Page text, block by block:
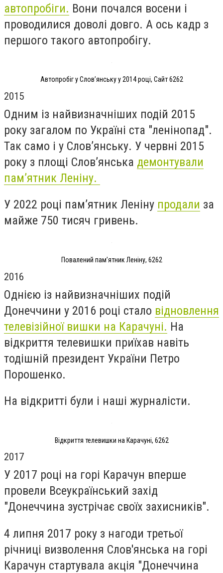
автопробіги. Вони почался восени і
проводилися доволі довго. А ось кадр з
першого такого автопробігу.
Автопробіг у Слов’янську у 2014 році, Сайт 6262
2015
Одним із найвизначніших подій 2015
року загалом по Україні ста "ленінопад".
Так само і у Слов’янську. У червні 2015
року з площі Слов’янська демонтували
пам’ятник Леніну.
У 2022 році пам’ятник Леніну продали за
майже 750 тисяч гривень.
Повалений пам’ятник Леніну, 6262
2016
Однією із найвизначніших подій
Донеччини у 2016 році стало відновлення
телевізійної вишки на Карачуні. На
відкриття телевишки приїхав навіть
тодішній президент України Петро
Порошенко.
На відкритті були і наші журналісти.
Відкриття телевишки на Карачуні, 6262
2017
У 2017 році на горі Карачун вперше
провели Всеукраїнський захід
"Донеччина зустрічає своїх захисників".
4 липня 2017 року з нагоди третьої
річниці визволення Слов'янська на горі
Карачун стартувала акція "Донеччина